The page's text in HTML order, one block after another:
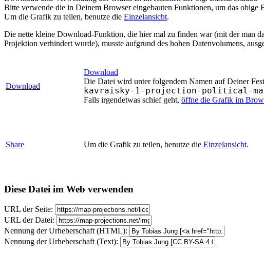
Bitte verwende die in Deinem Browser eingebauten Funktionen, um das obige
Um die Grafik zu teilen, benutze die Einzelansicht.
Die nette kleine Download-Funktion, die hier mal zu finden war (mit der man
Projektion verhindert wurde), musste aufgrund des hohen Datenvolumens,
Download
Download
Die Datei wird unter folgendem Namen auf Deiner
kavraisky-1-projection-political-
Falls irgendetwas schief geht, öffne die Grafik im
Share Um die Grafik zu teilen, benutze die Einzelansicht.
Diese Datei im Web verwenden
URL der Seite:
URL der Datei:
Nennung der Urheberschaft (HTML):
Nennung der Urheberschaft (Text):